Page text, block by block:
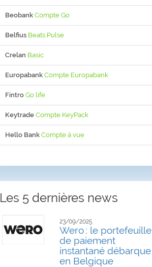
Beobank Compte Go
Belfius Beats Pulse
Crelan Basic
Europabank Compte Europabank
Fintro Go life
Keytrade Compte KeyPack
Hello Bank Compte à vue
Les 5 dernières news
23/09/2025
Wero : le portefeuille
de paiement
instantané débarque
en Belgique